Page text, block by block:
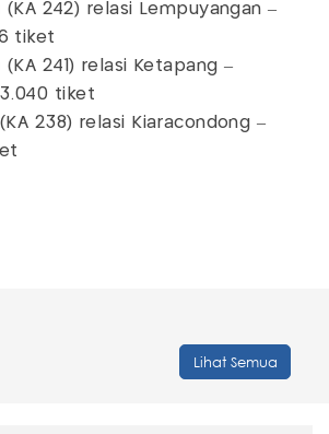
(KA 242) relasi Lempuyangan –
tiket
(KA 241) relasi Ketapang –
tiket
238) relasi Kiaracondong –
Lihat Semua